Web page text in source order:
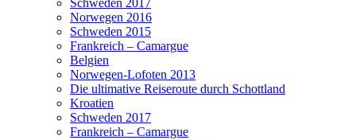
Norwegen 2016
Schweden 2015
Frankreich – Camargue
Belgien
Norwegen-Lofoten 2013
Die ultimative Reiseroute durch Schottland
Kroatien
Schweden 2017
Frankreich – Camargue